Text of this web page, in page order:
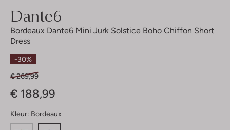
Dante6
Bordeaux Dante6 Mini Jurk Solstice Boho Chiffon Short
Dress
-30%
€ 269,99
€ 188,99
Kleur: Bordeaux